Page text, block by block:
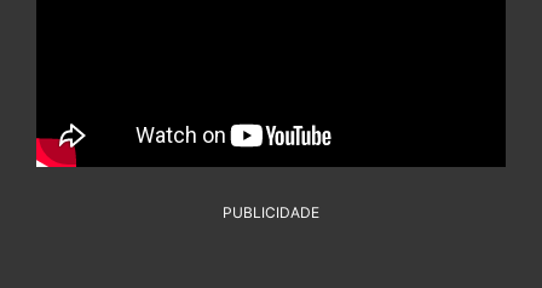
PUBLICIDADE